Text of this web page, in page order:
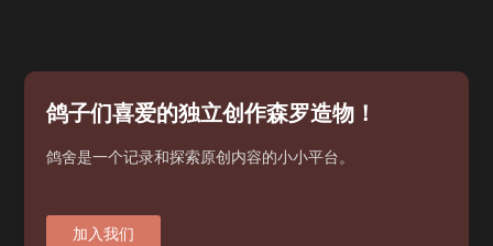
鸽子们喜爱的独立创作森罗造物！
鸽舍是一个记录和探索原创内容的小小平台。
加入我们